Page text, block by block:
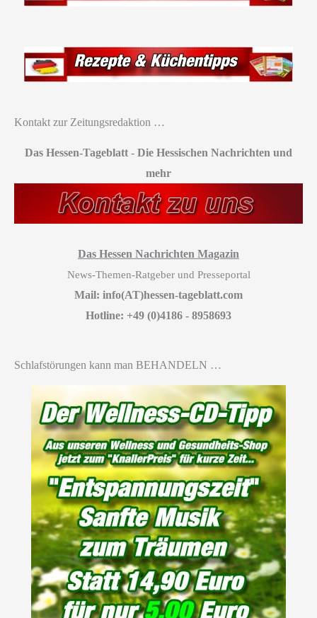
Kontakt zur Zeitungsredaktion …
Das Hessen-Tageblatt - Die Hessischen Nachrichten und
mehr
Das Hessen Nachrichten Magazin
News-Themen-Ratgeber und Presseportal
Mail: info(AT)hessen-tageblatt.com
Hotline: +49 (0)4186 - 8958693
Schlafstörungen kann man BEHANDELN …